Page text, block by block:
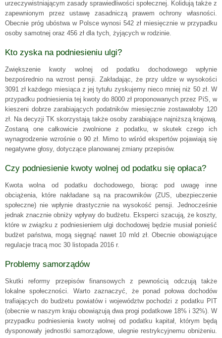
urzeczywistniającym zasady sprawiedliwości społecznej. Kolidują także z
zapewnionym przez ustawę zasadniczą prawem ochrony własności.
Obecnie próg ubóstwa w Polsce wynosi 542 zł miesięcznie w przypadku
osoby samotnej oraz 456 zł dla tych, żyjących w rodzinie.
Kto zyska na podniesieniu ulgi?
Zwiększenie kwoty wolnej od podatku dochodowego wpłynie
bezpośrednio na wzrost pensji. Zakładając, że przy uldze w wysokości
3091 zł każdego miesiąca z jej tytułu zyskujemy nieco mniej niż 50 zł. W
przypadku podniesienia tej kwoty do 8000 zł proponowanych przez PiS, w
kieszeni dobrze zarabiających podatników miesięcznie zostawałoby 120
zł. Na decyzji TK skorzystają także osoby zarabiające najniższą krajową.
Zostaną one całkowicie zwolnione z podatku, w skutek czego ich
wynagrodzenie wzrośnie o 90 zł. Mimo to wśród ekspertów pojawiają się
negatywne głosy, dotyczące planowanej zmiany przepisów.
Czy podniesienie kwoty wolnej od podatku się opłaca?
Kwota wolna od podatku dochodowego, biorąc pod uwagę inne
obciążenia, które nakładane są na pracowników (ZUS, ubezpieczenie
społeczne) nie wpłynie drastycznie na wysokość pensji. Jednocześnie
jednak znacznie obniży wpływy do budżetu. Eksperci szacują, że koszty,
które w związku z podniesieniem ulgi dochodowej będzie musiał ponieść
budżet państwa, mogą sięgnąć nawet 10 mld zł. Obecnie obowiązujące
regulacje tracą moc 30 listopada 2016 r.
Problemy samorządów
Skutki reformy przepisów finansowych z pewnością odczują także
lokalne społeczności. Warto zaznaczyć, że ponad połowa dochodów
trafiających do budżetu powiatów i województw pochodzi z podatku PIT
(obecnie w naszym kraju obowiązują dwa progi podatkowe 18% i 32%). W
przypadku podniesienia kwoty wolnej od podatku kapitał, którym będą
dysponowały jednostki samorządowe, ulegnie restrykcyjnemu obniżeniu.